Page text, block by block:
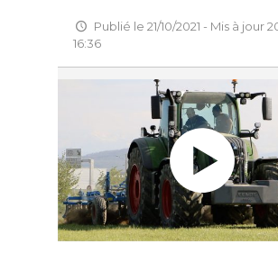
Publié le 21/10/2021 - Mis à jour
16:36